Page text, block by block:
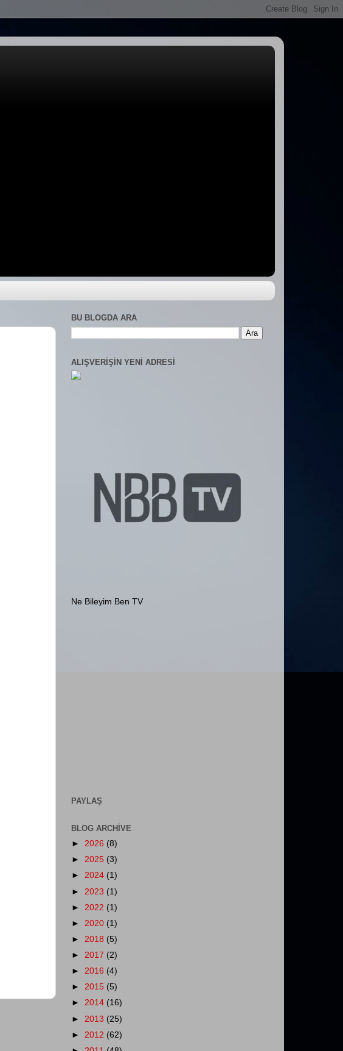
BU BLOGDA ARA
ALIŞVERIŞIN YENI ADRESI
Ne Bileyim Ben TV
PAYLAŞ
BLOG ARCHIVE
► 2026 (8)
► 2025 (3)
► 2024 (1)
► 2023 (1)
► 2022 (1)
► 2020 (1)
► 2018 (5)
► 2017 (2)
► 2016 (4)
► 2015 (5)
► 2014 (16)
► 2013 (25)
► 2012 (62)